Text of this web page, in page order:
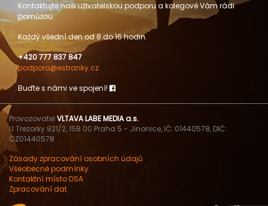
Kontaktujte naši uživatelskou podporu a kolegové Vám rádi
pomůžou.
Každý všední den od 8 do 16 hodin.
+420 777 837 847
podpora@estranky.cz
Buďte s námi ve spojení!
Provozovatel VLTAVA LABE MEDIA a.s.
U Trezorky 921/2, 158 00 Praha 5 - Jinonice, IČ: 01440578, DIČ:
CZ01440578
Zásady zpracování osobních údajů
Všeobecné podmínky
Kontaktní místo DSA
Zpracování dat